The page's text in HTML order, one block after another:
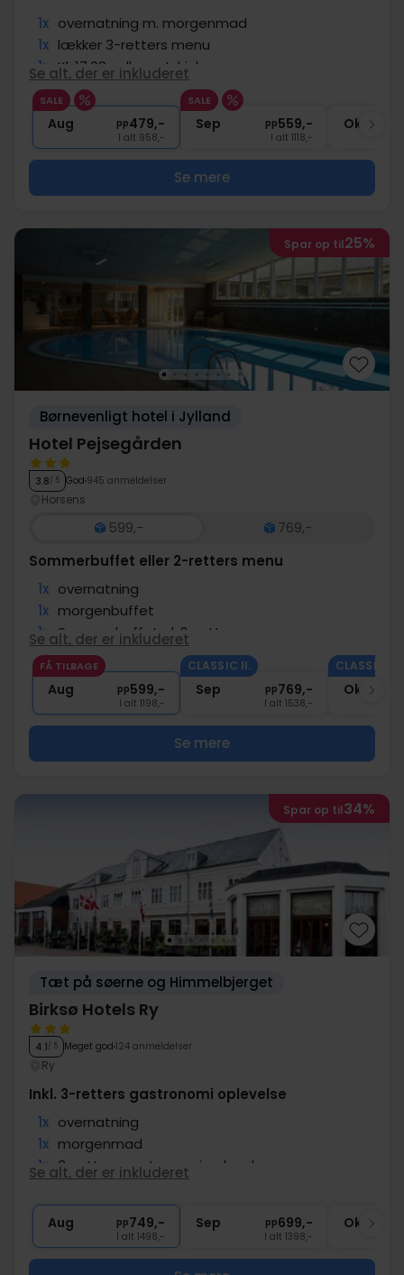
1x overnatning m. morgenmad
1x lækker 3-retters menu
1x Kl. 17:00 velkomstdrink
∞ Gratis kaffe/te under opholdet
∞ Gratis internet og parkering
Se alt, der er inkluderet
SALE
Aug pp479,-
I alt 958,-
SALE
Sep pp559,-
I alt 1118,-
Okt
Se mere
Spar op til25%
Børnevenligt hotel i Jylland
Hotel Pejsegården
3.8/ 5 God 945 anmeldelser
Horsens
599,-
769,-
Sommerbuffet eller 2-retters menu
1x overnatning
1x morgenbuffet
1x Sommerbuffet el. 2-retter
∞ Gratis kaffe under opholdet
∞ Gratis parkering og internet
Se alt, der er inkluderet
FÅ TILBAGE
Aug pp599,-
I alt 1198,-
CLASSIC II.
Sep pp769,-
I alt 1538,-
CLASSIC II.
Okt
Se mere
Spar op til34%
Tæt på søerne og Himmelbjerget
Birksø Hotels Ry
4.1/ 5 Meget god 124 anmeldelser
Ry
Inkl. 3-retters gastronomi oplevelse
1x overnatning
1x morgenmad
1x 3-retters gastronomi oplevelse
∞ God beliggenhed
Se alt, der er inkluderet
Aug pp749,-
I alt 1498,-
Sep pp699,-
I alt 1398,-
Okt